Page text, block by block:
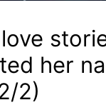
her
2)